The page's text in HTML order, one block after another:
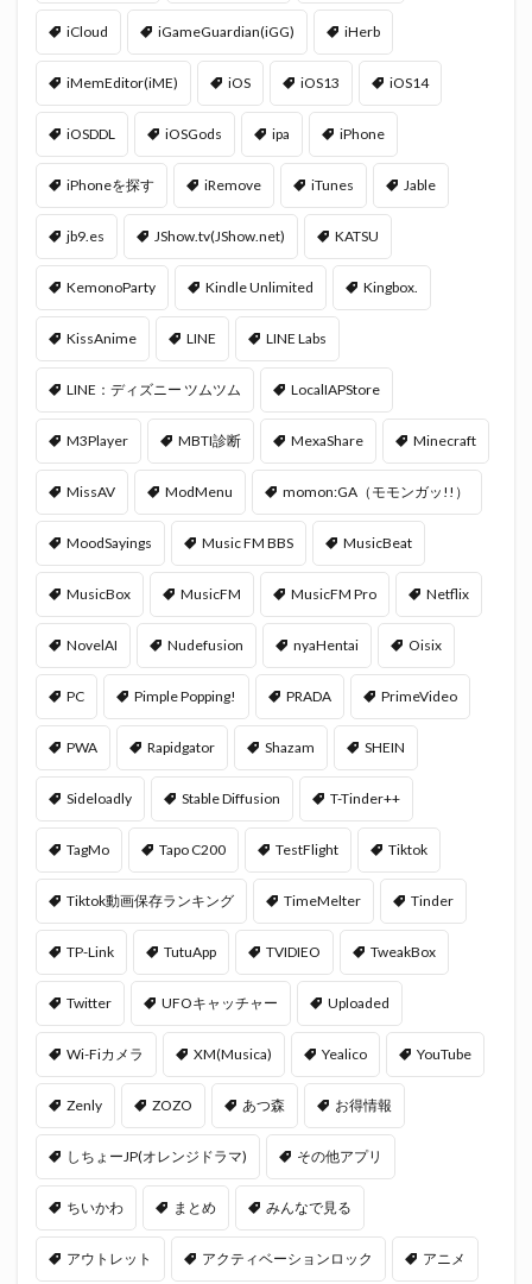
iCloud iGameGuardian(iGG) iHerb
iMemEditor(iME) iOS iOS13 iOS14
iOSDDL iOSGods ipa iPhone
iPhoneを探す iRemove iTunes Jable
jb9.es JShow.tv(JShow.net) KATSU
KemonoParty Kindle Unlimited Kingbox.
KissAnime LINE LINE Labs
LINE：ディズニー ツムツム LocalIAPStore
M3Player MBTI診断 MexaShare Minecraft
MissAV ModMenu momon:GA（モモンガッ!!）
MoodSayings Music FM BBS MusicBeat
MusicBox MusicFM MusicFM Pro Netflix
NovelAI Nudefusion nyaHentai Oisix
PC Pimple Popping! PRADA PrimeVideo
PWA Rapidgator Shazam SHEIN
Sideloadly Stable Diffusion T-Tinder++
TagMo Tapo C200 TestFlight Tiktok
Tiktok動画保存ランキング TimeMelter Tinder
TP-Link TutuApp TVIDIEO TweakBox
Twitter UFOキャッチャー Uploaded
Wi-Fiカメラ XM(Musica) Yealico YouTube
Zenly ZOZO あつ森 お得情報
しちょーJP(オレンジドラマ) その他アプリ
ちいかわ まとめ みんなで見る
アウトレット アクティベーションロック アニメ